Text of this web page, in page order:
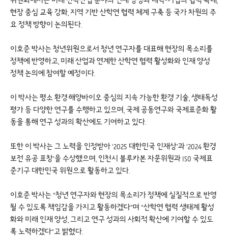
현장 중심 교육 강화, 지역 기반 산학연 협력 체계 구축 등 국가 차원의 주
요 정책 방향이 논의된다.
이호준 박사는 청년위원으로서 청년 연구자를 대표해 현장의 목소리를
정책에 반영하고, 미래 산업과 연계한 산학연 협력 활성화와 인재 양성
정책 논의에 참여할 예정이다.
이 박사는 평소 환경·해양바이오 중심의 지속 가능한 환경 기술, 생태독성
평가 등 다양한 연구를 수행하고 있으며, 국제 공동연구와 국제표준화 활
동을 통해 연구 성과의 확산에도 기여하고 있다.
또한 이 박사는 그 노력을 인정받아 ‘2025 대한민국 인재상’과 ‘2024 환경
보전 유공 표창’을 수상했으며, 인천시 블루카본 자문위원과 ISO 국제표
준기구 대한민국 위원으로 활동하고 있다.
이호준 박사는 “청년 연구자와 현장의 목소리가 정책에 실질적으로 반영
될 수 있도록 책임감을 가지고 활동하겠다”며 “산학연 협력 생태계 활성
화와 미래 인재 양성, 그리고 연구 성과의 사회적 확산에 기여할 수 있도
록 노력하겠다”고 밝혔다.